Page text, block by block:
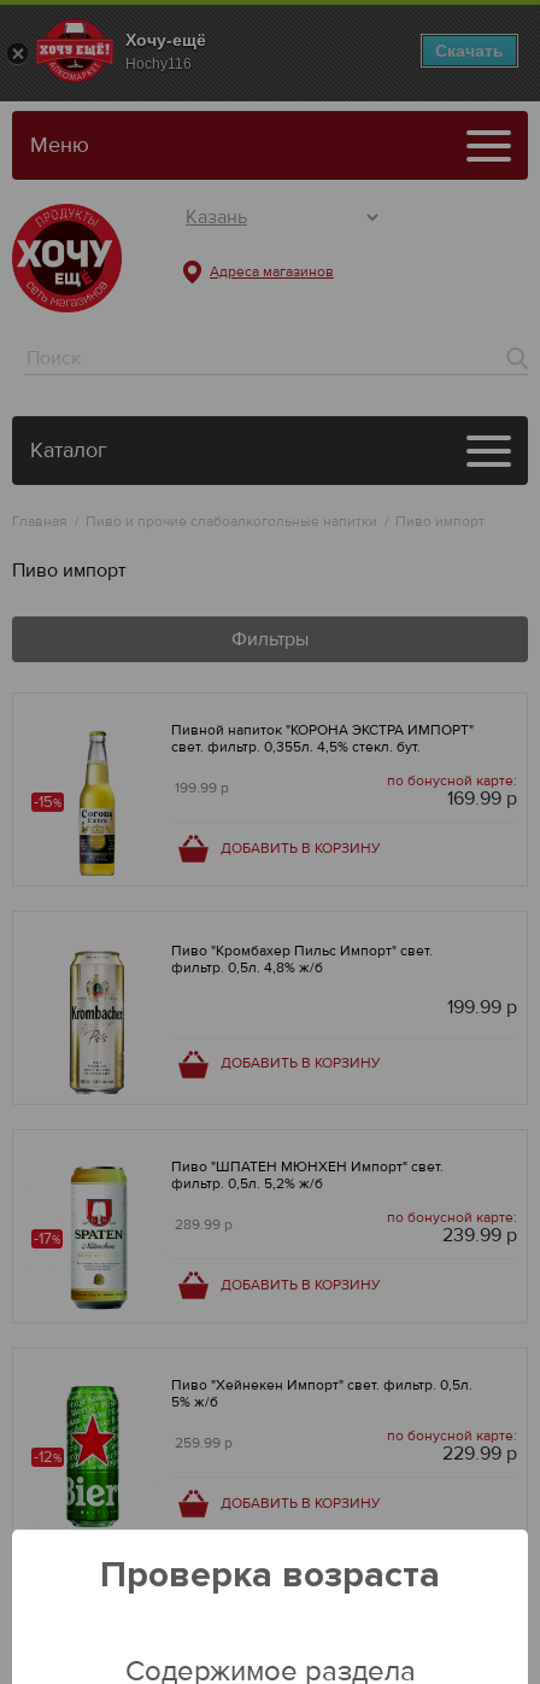
Хочу-ещё
Hochy116
Скачать
Меню
Адреса магазинов
Каталог
Главная Пиво и прочие слабоалкогольные напитки Пиво импорт
Пиво импорт
Фильтры
-15%
Пивной напиток "КОРОНА ЭКСТРА ИМПОРТ"
свет. фильтр. 0,355л. 4,5% стекл. бут.
199.99 р по бонусной карте:
169.99 р
ДОБАВИТЬ В КОРЗИНУ
Пиво "Кромбахер Пильс Импорт" свет.
фильтр. 0,5л. 4,8% ж/б
199.99 р
ДОБАВИТЬ В КОРЗИНУ
-17%
Пиво "ШПАТЕН МЮНХЕН Импорт" свет.
фильтр. 0,5л. 5,2% ж/б
289.99 р по бонусной карте:
239.99 р
ДОБАВИТЬ В КОРЗИНУ
-12%
Пиво "Хейнекен Импорт" свет. фильтр. 0,5л.
5% ж/б
259.99 р по бонусной карте:
229.99 р
ДОБАВИТЬ В КОРЗИНУ
Проверка возраста
Содержимое раздела